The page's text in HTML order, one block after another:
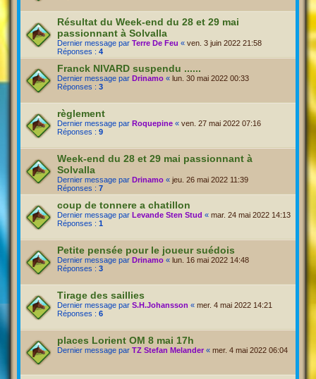
Résultat du Week-end du 28 et 29 mai
passionnant à Solvalla
Dernier message par Terre De Feu « ven. 3 juin 2022 21:58
Réponses : 4
Franck NIVARD suspendu ......
Dernier message par Drinamo « lun. 30 mai 2022 00:33
Réponses : 3
règlement
Dernier message par Roquepine « ven. 27 mai 2022 07:16
Réponses : 9
Week-end du 28 et 29 mai passionnant à
Solvalla
Dernier message par Drinamo « jeu. 26 mai 2022 11:39
Réponses : 7
coup de tonnere a chatillon
Dernier message par Levande Sten Stud « mar. 24 mai 2022 14:13
Réponses : 1
Petite pensée pour le joueur suédois
Dernier message par Drinamo « lun. 16 mai 2022 14:48
Réponses : 3
Tirage des saillies
Dernier message par S.H.Johansson « mer. 4 mai 2022 14:21
Réponses : 6
places Lorient OM 8 mai 17h
Dernier message par TZ Stefan Melander « mer. 4 mai 2022 06:04